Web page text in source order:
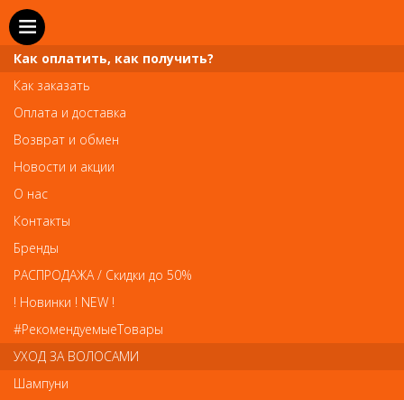
SEO
Как оплатить, как получить?
Как заказать
Оплата и доставка
Возврат и обмен
Новости и акции
О нас
Контакты
Бренды
РАСПРОДАЖА / Скидки до 50%
! Новинки ! NEW !
#РекомендуемыеТовары
УХОД ЗА ВОЛОСАМИ
Шампуни